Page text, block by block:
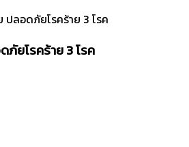
ยโรคร้าย 3 โรค